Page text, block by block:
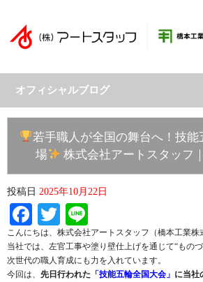
オフィシャルブログ
若手職人が全国の舞台へ！技能
場
株式会社アートスタッフ
投稿日 2025年10月22日
Facebook
Twitter
こんにちは、株式会社アートスタッフ（橋本工業株
当社では、左官工事や塗り壁仕上げを通じて“もの
次世代の職人育成にも力を入れています。
今回は、 先日行われた 「技能五輪全国大会」 に当社